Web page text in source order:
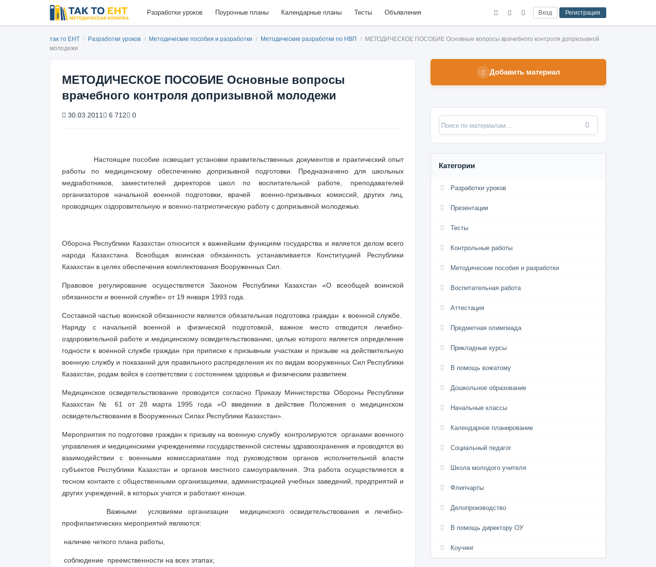
Разработки уроков Поурочные планы Календарные планы Тесты Объявления Вход Регистрация
так то ЕНТ / Разработки уроков / Методические пособия и разработки / Методические разработки по НВП /
МЕТОДИЧЕСКОЕ ПОСОБИЕ Основные вопросы врачебного контроля допризывной
молодежи
МЕТОДИЧЕСКОЕ ПОСОБИЕ Основные вопросы
врачебного контроля допризывной молодежи
30.03.2011 6 712 0
Настоящее пособие освещает установки правительственных документов и практический опыт
работы по медицинскому обеспечению допризывной подготовки. Предназначено для школьных
медработников, заместителей директоров школ по воспитательной работе, преподавателей
организаторов начальной военной подготовки, врачей военно-призывных комиссий, других лиц,
проводящих оздоровительную и военно-патриотическую работу с допризывной молодежью.
Оборона Республики Казахстан относится к важнейшим функциям государства и является делом всего
народа Казахстана. Всеобщая воинская обязанность устанавливается Конституцией Республики
Казахстан в целях обеспечения комплектования Вооруженных Сил.
Правовое регулирование осуществляется Законом Республики Казахстан «О всеобщей воинской
обязанности и военной службе» от 19 января 1993 года.
Составной частью воинской обязанности является обязательная подготовка граждан к военной службе.
Наряду с начальной военной и физической подготовкой, важное место отводится лечебно-
оздоровительной работе и медицинскому освидетельствованию, целью которого является определение
годности к военной службе граждан при приписке к призывным участкам и призыве на действительную
военную службу и показаний для правильного распределения их по видам вооруженных Сил Республики
Казахстан, родам войск в соответствии с состоянием здоровья и физическим развитием.
Медицинское освидетельствование проводится согласно Приказу Министерства Обороны Республики
Казахстан № 61 от 28 марта 1995 года «О введении в действие Положения о медицинском
освидетельствовании в Вооруженных Силах Республики Казахстан».
Мероприятия по подготовке граждан к призыву на военную службу контролируются органами военного
управления и медицинскими учреждениями государственной системы здравоохранения и проводятся во
взаимодействии с военными комиссариатами под руководством органов исполнительной власти
субъектов Республики Казахстан и органов местного самоуправления. Эта работа осуществляется в
тесном контакте с общественными организациями, администрацией учебных заведений, предприятий и
других учреждений, в которых учатся и работают юноши.
Важными условиями организации медицинского освидетельствования и лечебно-
профилактических мероприятий являются:
наличие четкого плана работы,
соблюдение преемственности на всех этапах;
Добавить материал
Категории
Разработки уроков
Презентации
Тесты
Контрольные работы
Методические пособия и разработки
Воспитательная работа
Аттестация
Предметная олимпиада
Прикладные курсы
В помощь вожатому
Дошкольное образование
Начальные классы
Календарное планирование
Социальный педагог
Школа молодого учителя
Флипчарты
Делопроизводство
В помощь директору ОУ
Коучинг